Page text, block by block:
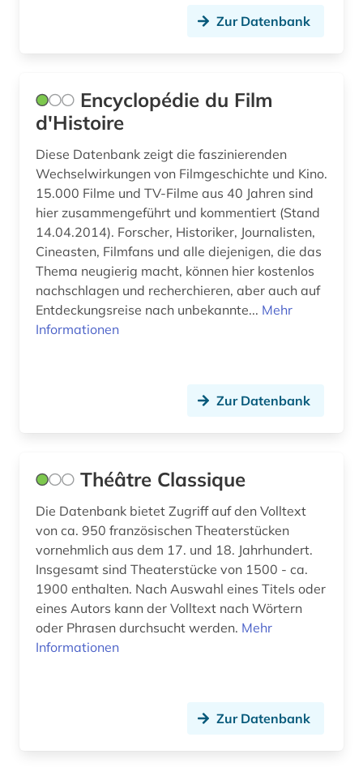
Zur Datenbank
Encyclopédie du Film
d'Histoire
Diese Datenbank zeigt die faszinierenden
Wechselwirkungen von Filmgeschichte und Kino.
15.000 Filme und TV-Filme aus 40 Jahren sind
hier zusammengeführt und kommentiert (Stand
14.04.2014). Forscher, Historiker, Journalisten,
Cineasten, Filmfans und alle diejenigen, die das
Thema neugierig macht, können hier kostenlos
nachschlagen und recherchieren, aber auch auf
Entdeckungsreise nach unbekannte... Mehr
Informationen
Zur Datenbank
Théâtre Classique
Die Datenbank bietet Zugriff auf den Volltext
von ca. 950 französischen Theaterstücken
vornehmlich aus dem 17. und 18. Jahrhundert.
Insgesamt sind Theaterstücke von 1500 - ca.
1900 enthalten. Nach Auswahl eines Titels oder
eines Autors kann der Volltext nach Wörtern
oder Phrasen durchsucht werden. Mehr
Informationen
Zur Datenbank